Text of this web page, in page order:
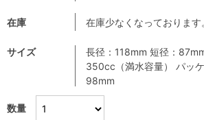
数量
在庫 在庫少なくなっております
サイズ
長径：118mm 短径：
350cc（満水容量） パッ
98mm